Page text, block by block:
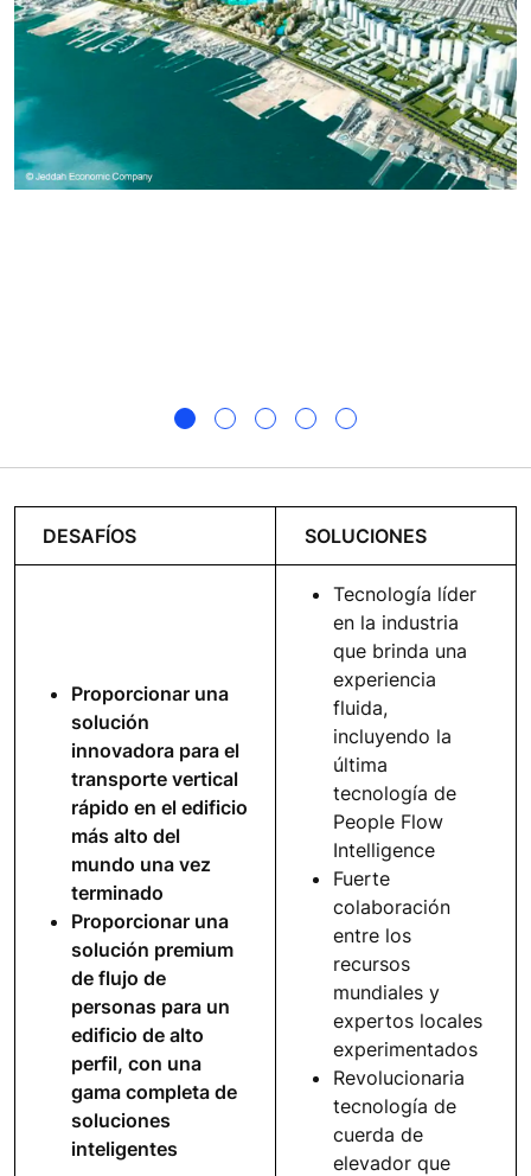
DESAFÍOS SOLUCIONES
Proporcionar una
solución
innovadora para el
transporte vertical
rápido en el edificio
más alto del
mundo una vez
terminado
Proporcionar una
solución premium
de flujo de
personas para un
edificio de alto
perfil, con una
gama completa de
soluciones
inteligentes
Tecnología líder
en la industria
que brinda una
experiencia
fluida,
incluyendo la
última
tecnología de
People Flow
Intelligence
Fuerte
colaboración
entre los
recursos
mundiales y
expertos locales
experimentados
Revolucionaria
tecnología de
cuerda de
elevador que